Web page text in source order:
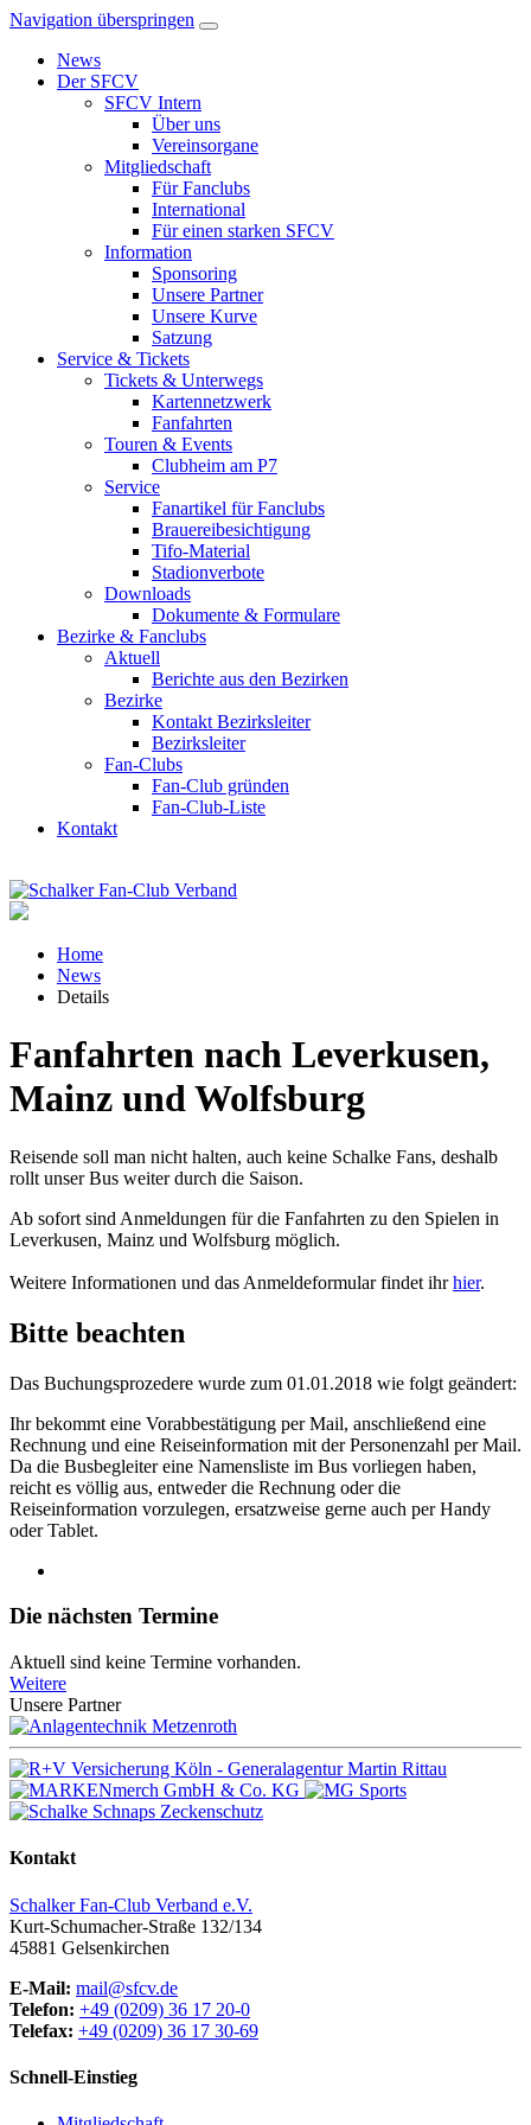
Navigation überspringen
News
Der SFCV
SFCV Intern
Über uns
Vereinsorgane
Mitgliedschaft
Für Fanclubs
International
Für einen starken SFCV
Information
Sponsoring
Unsere Partner
Unsere Kurve
Satzung
Service & Tickets
Tickets & Unterwegs
Kartennetzwerk
Fanfahrten
Touren & Events
Clubheim am P7
Service
Fanartikel für Fanclubs
Brauereibesichtigung
Tifo-Material
Stadionverbote
Downloads
Dokumente & Formulare
Bezirke & Fanclubs
Aktuell
Berichte aus den Bezirken
Bezirke
Kontakt Bezirksleiter
Bezirksleiter
Fan-Clubs
Fan-Club gründen
Fan-Club-Liste
Kontakt
Home
News
Details
Fanfahrten nach Leverkusen,
Mainz und Wolfsburg
Reisende soll man nicht halten, auch keine Schalke Fans, deshalb
rollt unser Bus weiter durch die Saison.
Ab sofort sind Anmeldungen für die Fanfahrten zu den Spielen in
Leverkusen, Mainz und Wolfsburg möglich.
Weitere Informationen und das Anmeldeformular findet ihrhier.
Bitte beachten
Das Buchungsprozedere wurde zum 01.01.2018 wie folgt geändert:
Ihr bekommt eine Vorabbestätigung per Mail, anschließend eine
Rechnung und eine Reiseinformation mit der Personenzahl per Mail.
Da die Busbegleiter eine Namensliste im Bus vorliegen haben,
reicht es völlig aus, entweder die Rechnung oder die
Reiseinformation vorzulegen, ersatzweise gerne auch per Handy
oder Tablet.
Die nächsten Termine
Aktuell sind keine Termine vorhanden.
Weitere
Unsere Partner
Kontakt
Schalker Fan-Club Verband e.V.
Kurt-Schumacher-Straße 132/134
45881 Gelsenkirchen
E-Mail: mail@sfcv.de
Telefon: +49 (0209) 36 17 20-0
Telefax: +49 (0209) 36 17 30-69
Schnell-Einstieg